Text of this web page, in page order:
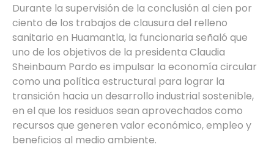
Durante la supervisión de la conclusión al cien por
ciento de los trabajos de clausura del relleno
sanitario en Huamantla, la funcionaria señaló que
uno de los objetivos de la presidenta Claudia
Sheinbaum Pardo es impulsar la economía circular
como una política estructural para lograr la
transición hacia un desarrollo industrial sostenible,
en el que los residuos sean aprovechados como
recursos que generen valor económico, empleo y
beneficios al medio ambiente.